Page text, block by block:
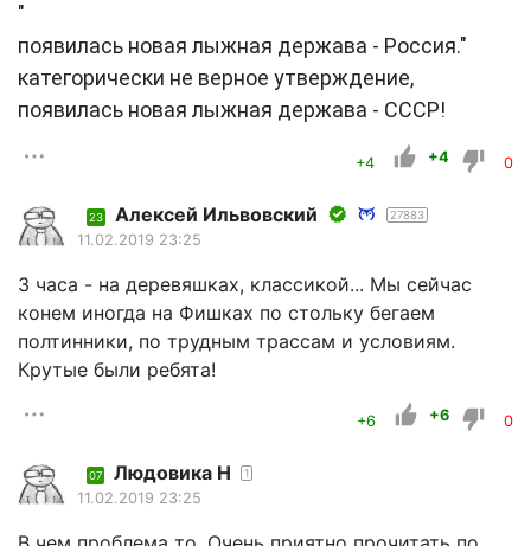
"
появилась новая лыжная держава - Россия."
категорически не верное утверждение,
появилась новая лыжная держава - СССР!
+4 +4 0
23 Алексей Ильвовский 27883
11.02.2019 23:25
3 часа - на деревяшках, классикой... Мы сейчас
конем иногда на Фишках по стольку бегаем
полтинники, по трудным трассам и условиям.
Крутые были ребята!
+6 +6 0
07 Людовика Н 1
11.02.2019 23:25